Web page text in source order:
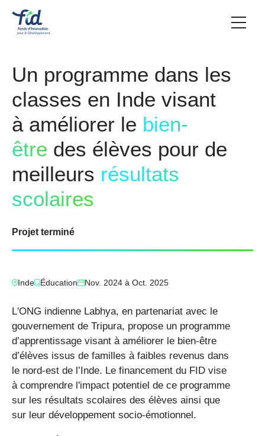
Un programme dans les
classes en Inde visant
à améliorer le bien-
être des élèves pour de
meilleurs résultats
scolaires
Projet terminé
Inde Éducation Nov. 2024 à Oct. 2025
L'ONG indienne Labhya, en partenariat avec le
gouvernement de Tripura, propose un programme
d’apprentissage visant à améliorer le bien-être
d’élèves issus de familles à faibles revenus dans
le nord-est de l’Inde. Le financement du FID vise
à comprendre l'impact potentiel de ce programme
sur les résultats scolaires des élèves ainsi que
sur leur développement socio-émotionnel.